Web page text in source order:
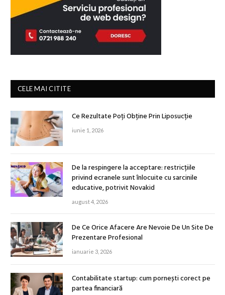
CELE MAI CITITE
Ce Rezultate Poți Obține Prin Liposucție
iunie 1, 2026
De la respingere la acceptare: restricțiile
privind ecranele sunt înlocuite cu sarcinile
educative, potrivit Novakid
august 4, 2026
De Ce Orice Afacere Are Nevoie De Un Site De
Prezentare Profesional
ianuarie 3, 2026
Contabilitate startup: cum pornești corect pe
partea financiară